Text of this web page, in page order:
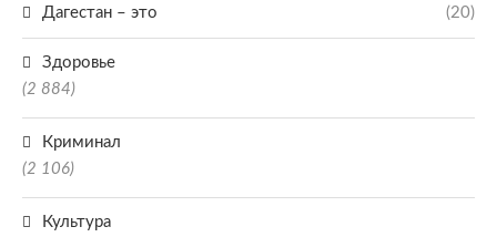
Дагестан – это (20)
Здоровье
(2 884)
Криминал
(2 106)
Культура